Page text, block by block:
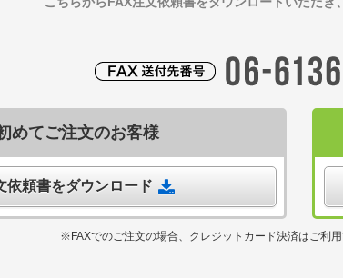
めてご注文のお客様
依頼書をダウンロード
※FAXでのご注文の場合、クレジットカード決済はご利